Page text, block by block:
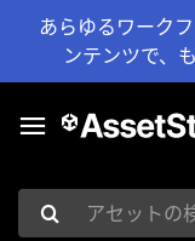
あらゆるワーク
ンテンツで、
アセットの検索